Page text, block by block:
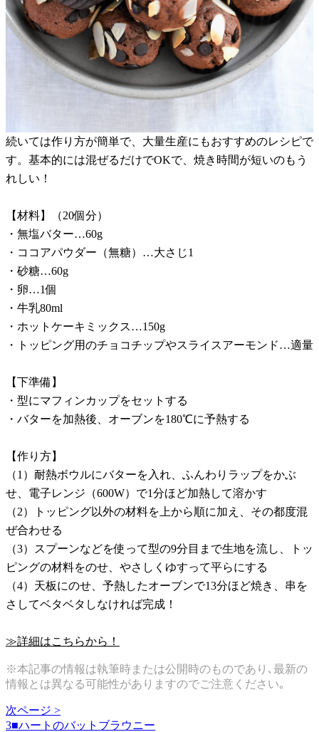
続いては作り方が簡単で、大量生産にもおすすめのレシピで
す。基本的には混ぜるだけでOKで、焼き時間が短いのもう
れしい！
【材料】（20個分）
・無塩バター…60g
・ココアパウダー（無糖）…大さじ1
・砂糖…60g
・卵…1個
・牛乳80ml
・ホットケーキミックス…150g
・トッピング用のチョコチップやスライスアーモンド…適量
【下準備】
・型にマフィンカップをセットする
・バターを加熱後、オーブンを180℃に予熱する
【作り方】
（1）耐熱ボウルにバターを入れ、ふんわりラップをかぶ
せ、電子レンジ（600W）で1分ほど加熱して溶かす
（2）トッピング以外の材料を上から順に加え、その都度混
ぜ合わせる
（3）スプーンなどを使って型の9分目まで生地を流し、トッ
ピングの材料をのせ、やさしくゆすって平らにする
（4）天板にのせ、予熱したオーブンで13分ほど焼き、串を
さしてベタベタしなければ完成！
≫詳細はこちらから！
※本記事の情報は執筆時または公開時のものであり､最新の
情報とは異なる可能性がありますのでご注意ください｡
次ページ >
3■ハートのバットブラウニー